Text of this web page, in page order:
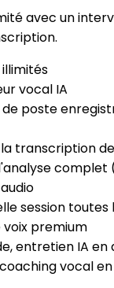
avec un
vocal IA
poste
transcription
complet
session toutes
voix premium
entretien IA en
coaching vocal